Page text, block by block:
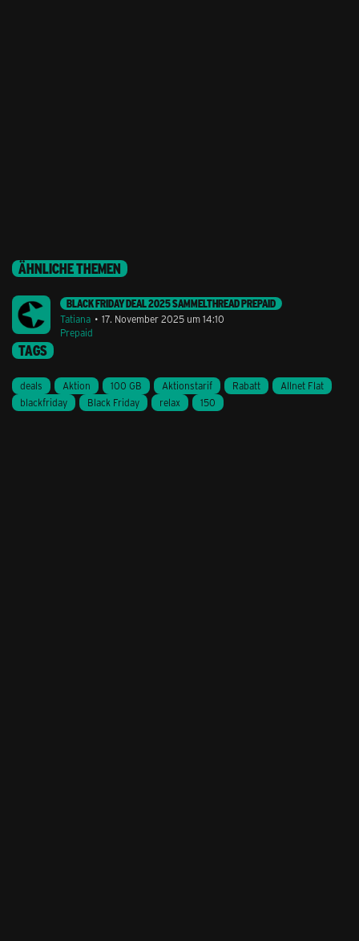
ÄHNLICHE THEMEN
BLACK FRIDAY DEAL 2025 SAMMELTHREAD PREPAID
Tatiana
17. November 2025 um 14:10
Prepaid
TAGS
deals Aktion 100 GB Aktionstarif Rabatt
Allnet Flat
blackfriday
Black Friday relax 150